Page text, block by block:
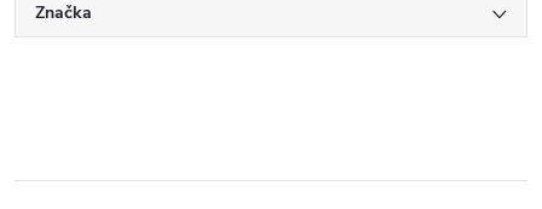
Značka